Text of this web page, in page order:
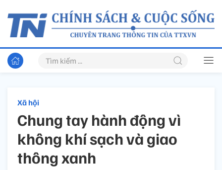
Xã hội
Chung tay hành động vì
không khí sạch và giao
thông xanh